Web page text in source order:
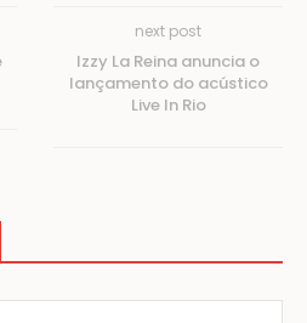
next post
Izzy La Reina anuncia o
lançamento do acústico
Live In Rio